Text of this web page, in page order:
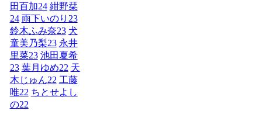
田百加24 紺野栞
24 雨下いのり 23
鈴木ふみ奈23 犬
童美乃梨23 永井
里菜23 池田夏希
23 葉月ゆめ22 天
木じゅん22 工藤
唯22 ちとせよし
の22